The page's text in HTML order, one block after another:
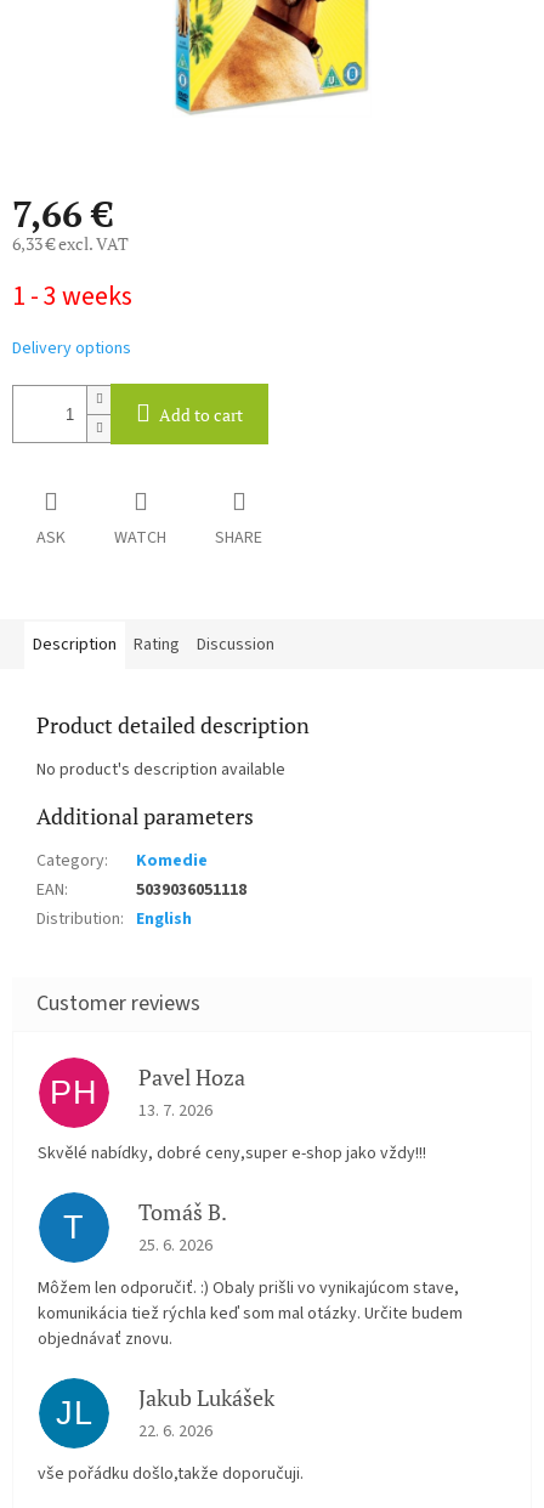
7,66 €
6,33 € excl. VAT
price:
1 - 3 weeks
Delivery options
Add to cart
ASK WATCH SHARE
Description Rating Discussion
Product detailed description
No product's description available
Additional parameters
Category:
Komedie
EAN:
5039036051118
Distribution: English
PH Pavel Hoza
The store rating is 5 out of 5 stars.
13. 7. 2026
Skvělé nabídky, dobré ceny,super e-shop jako vždy!!!
T Tomáš B.
The store rating is 5 out of 5 stars.
25. 6. 2026
Môžem len odporučiť. :) Obaly prišli vo vynikajúcom stave,
komunikácia tiež rýchla keď som mal otázky. Určite budem
objednávať znovu.
JL Jakub Lukášek
The store rating is 5 out of 5 stars.
22. 6. 2026
vše pořádku došlo,takže doporučuji.